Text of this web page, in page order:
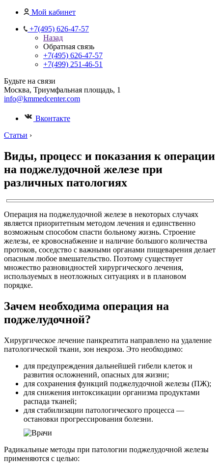
Мой кабинет
+7(495) 626-47-57
Назад
Обратная связь
+7(495) 626-47-57
+7(499) 251-46-51
Будьте на связи
Москва, Триумфальная площадь, 1
info@kmmedcenter.com
Вконтакте
Статьи ›
Виды, процесс и показания к операции
на поджелудочной железе при
различных патологиях
Операция на поджелудочной железе в некоторых случаях
является приоритетным методом лечения и единственно
возможным способом спасти больному жизнь. Строение
железы, ее кровоснабжение и наличие большого количества
протоков, соседство с важными органами пищеварения делает
опасным любое вмешательство. Поэтому существует
множество разновидностей хирургического лечения,
используемых в неотложных ситуациях и в плановом
порядке.
Зачем необходима операция на
поджелудочной?
Хирургическое лечение панкреатита направлено на удаление
патологической ткани, зон некроза. Это необходимо:
для предупреждения дальнейшей гибели клеток и
развития осложнений, опасных для жизни;
для сохранения функций поджелудочной железы (ПЖ);
для снижения интоксикации организма продуктами
распада тканей;
для стабилизации патологического процесса —
остановки прогрессирования болезни.
Радикальные методы при патологии поджелудочной железы
применяются с целью: